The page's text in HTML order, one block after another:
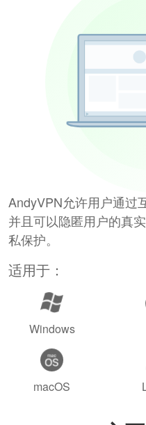
AndyVPN允许用户通过
并且可以隐匿用户的真
私保护。
适用于：
Windows
macOS